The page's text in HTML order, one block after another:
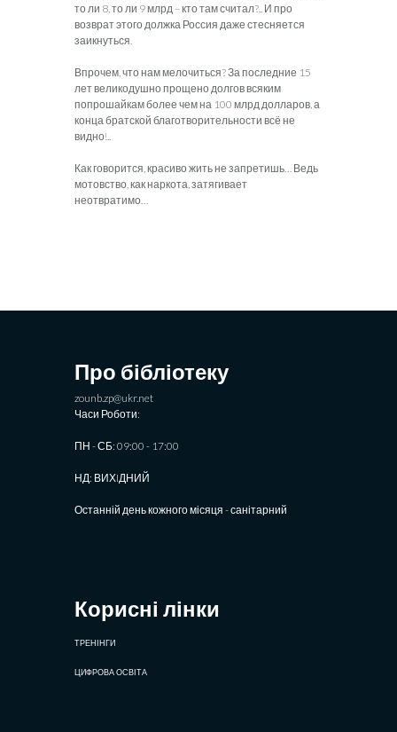
то ли 8, то ли 9 млрд – кто там считал?.. И про
возврат этого должка Россия даже стесняется
заикнуться.
Впрочем, что нам мелочиться? За последние 15
лет великодушно прощено долгов всяким
попрошайкам более чем на 100 млрд долларов, а
конца братской благотворительности всё не
видно!..
Как говорится, красиво жить не запретишь… Ведь
мотовство, как наркота, затягивает
неотвратимо…
Про бібліотеку
zounb.zp@ukr.net
Часи Роботи:
ПН - СБ: 09:00 - 17:00
НД: ВИХIДНИЙ
Останній день кожного місяця - санітарний
Корисні лінки
ТРЕНІНГИ
ЦИФРОВА ОСВІТА